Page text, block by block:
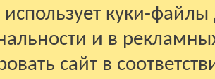
куки-файлы
и в
сайт в